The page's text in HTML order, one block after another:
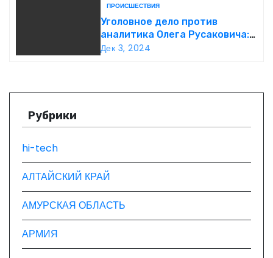
п
з
а
п
и
с
я
ПРОИСШЕСТВИЯ
Уголовное дело против
аналитика Олега Русаковича:
обвинения, вымогательство и
Дек 3, 2024
Рубрики
hi-tech
АЛТАЙСКИЙ КРАЙ
АМУРСКАЯ ОБЛАСТЬ
АРМИЯ